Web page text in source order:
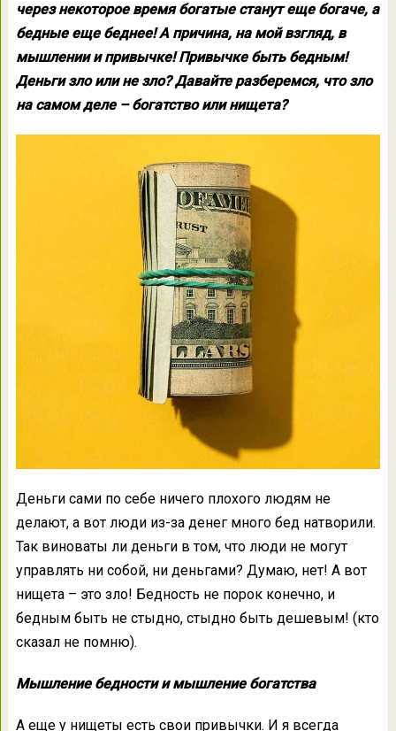
через некоторое время богатые станут еще богаче, а
бедные еще беднее! А причина, на мой взгляд, в
мышлении и привычке! Привычке быть бедным!
Деньги зло или не зло? Давайте разберемся, что зло
на самом деле – богатство или нищета?
Деньги сами по себе ничего плохого людям не
делают, а вот люди из-за денег много бед натворили.
Так виноваты ли деньги в том, что люди не могут
управлять ни собой, ни деньгами? Думаю, нет! А вот
нищета – это зло! Бедность не порок конечно, и
бедным быть не стыдно, стыдно быть дешевым! (кто
сказал не помню).
Мышление бедности и мышление богатства
А еще у нищеты есть свои привычки. И я всегда